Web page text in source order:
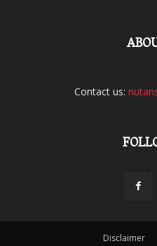
Contact us:
Disclaimer